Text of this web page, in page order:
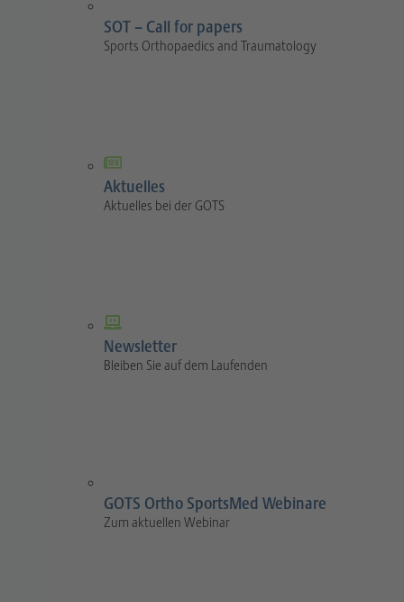
SOT – Call for papers
Sports Orthopaedics and Traumatology
Aktuelles
Aktuelles bei der GOTS
Newsletter
Bleiben Sie auf dem Laufenden
GOTS Ortho SportsMed Webinare
Zum aktuellen Webinar